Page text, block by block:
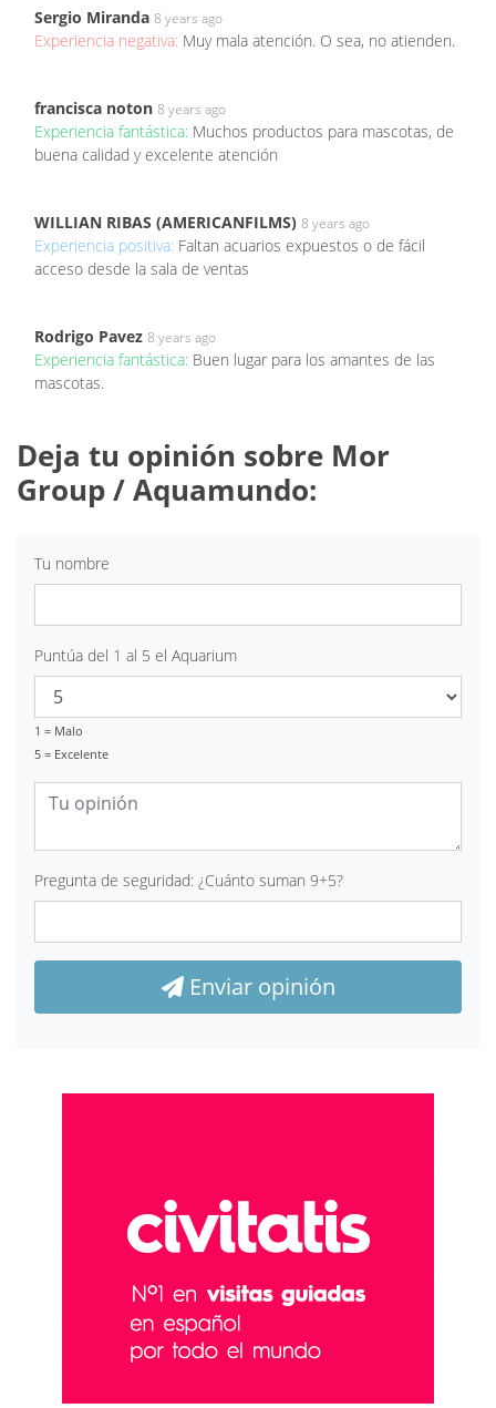
Sergio Miranda 8 years ago
Experiencia negativa: Muy mala atención. O sea, no atienden.
francisca noton 8 years ago
Experiencia fantástica: Muchos productos para mascotas, de
buena calidad y excelente atención
WILLIAN RIBAS (AMERICANFILMS) 8 years ago
Experiencia positiva: Faltan acuarios expuestos o de fácil
acceso desde la sala de ventas
Rodrigo Pavez 8 years ago
Experiencia fantástica: Buen lugar para los amantes de las
mascotas.
Deja tu opinión sobre Mor
Group / Aquamundo:
Tu nombre
Puntúa del 1 al 5 el Aquarium
1 = Malo
5 = Excelente
Pregunta de seguridad: ¿Cuánto suman 9+5?
Enviar opinión